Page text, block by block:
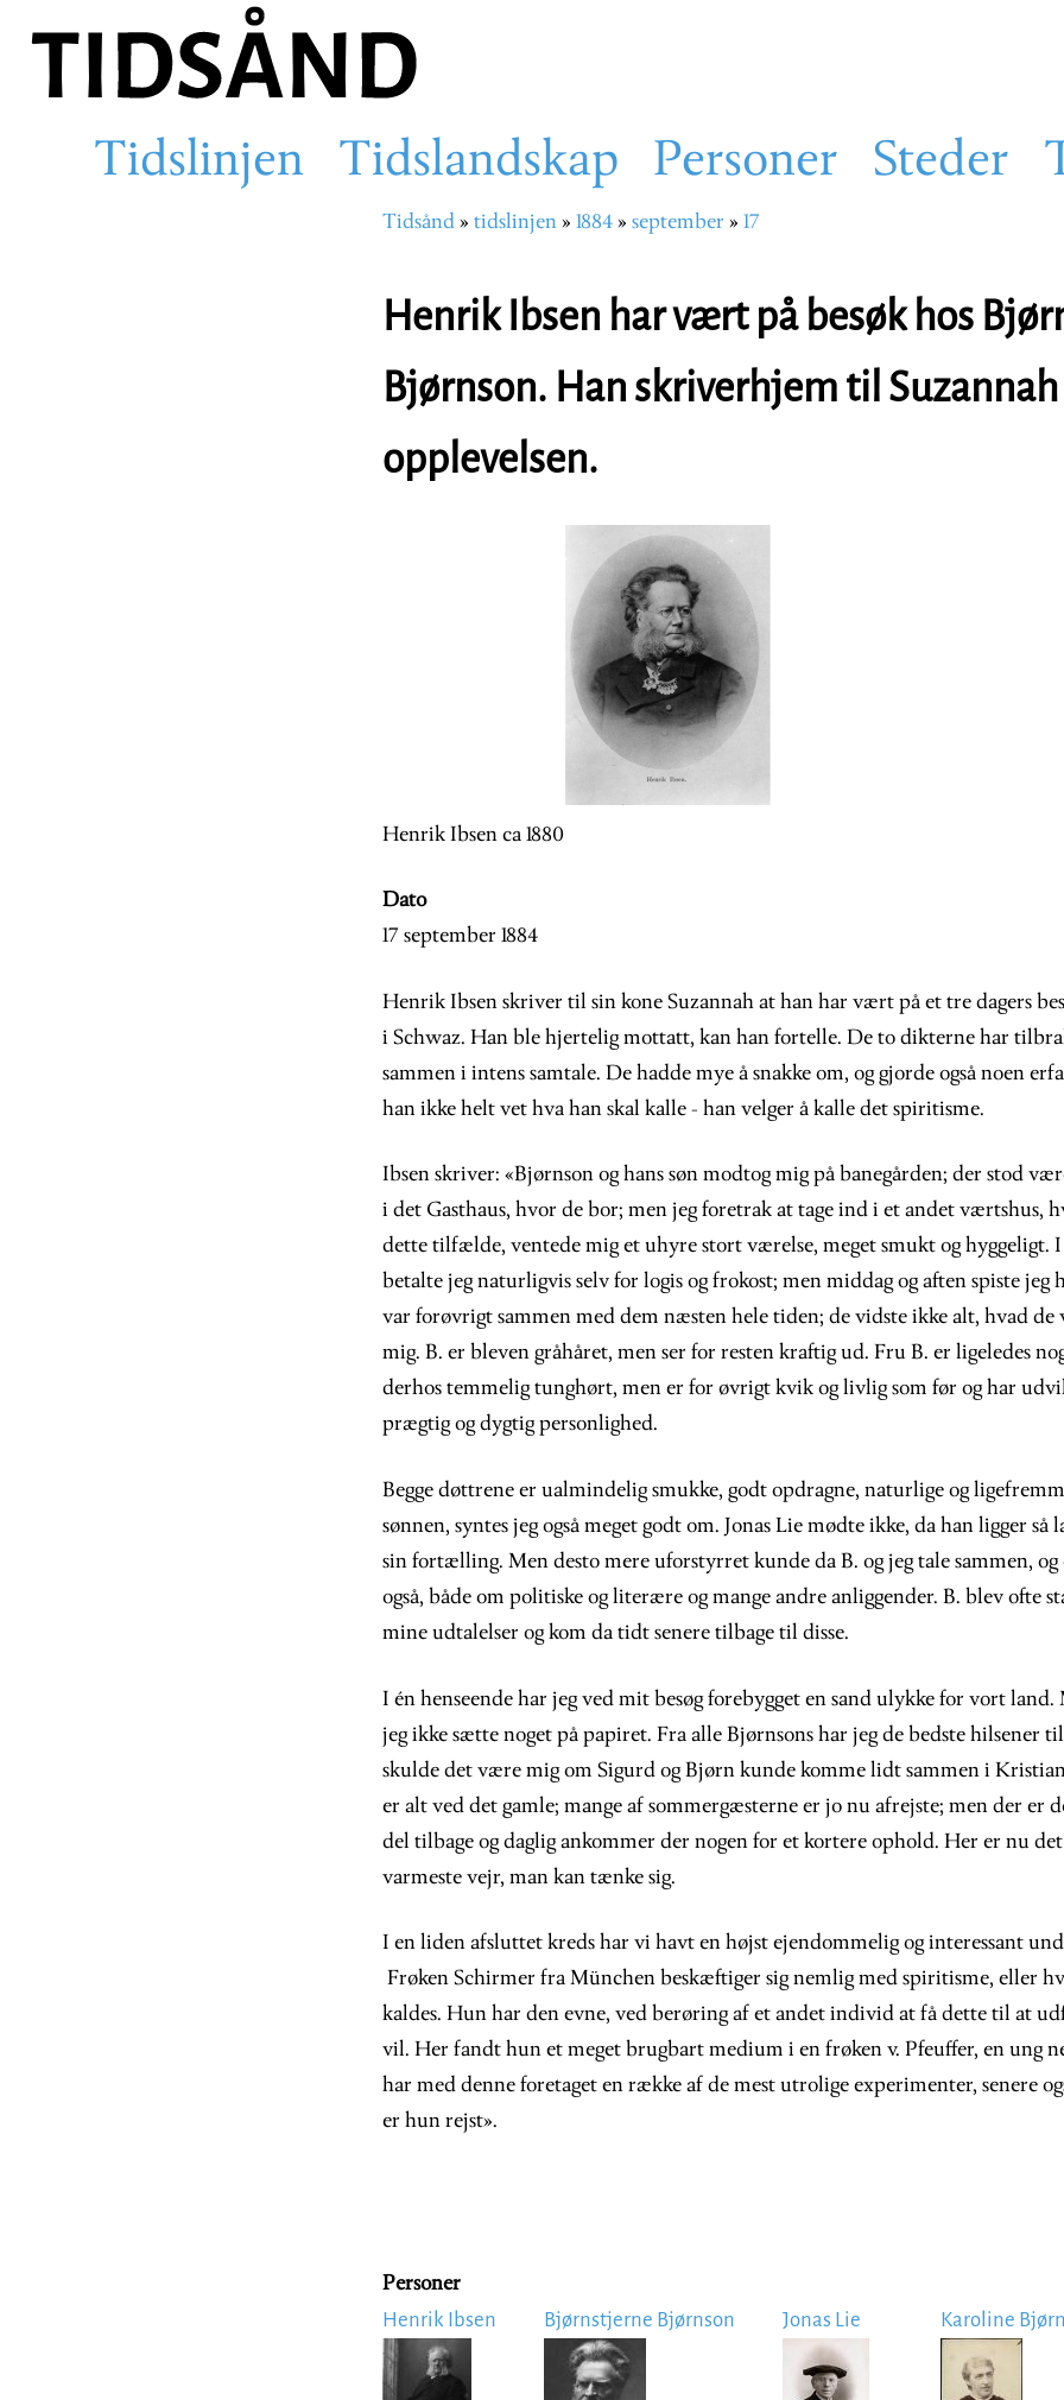
hovedinnhold
Main
Tidslinjen Tidslandskap Personer Steder
Navigasjonssti
Tidsånd tidslinjen 1884 september 17
Henrik Ibsen har vært på besøk hos
Bjørnson. Han skriverhjem til
opplevelsen.
Henrik Ibsen ca 1880
Dato
17 september 1884
Henrik Ibsen skriver til sin kone Suzannah at han har vært på et tre dagers
i Schwaz. Han ble hjertelig mottatt, kan han fortelle. De to dikterne har
sammen i intens samtale. De hadde mye å snakke om, og gjorde også noen
han ikke helt vet hva han skal kalle - han velger å kalle det spiritisme.
Ibsen skriver: «Bjørnson og hans søn modtog mig på banegården; der stod
i det Gasthaus, hvor de bor; men jeg foretrak at tage ind i et andet værtshus,
dette tilfælde, ventede mig et uhyre stort værelse, meget smukt og hyggeligt.
betalte jeg naturligvis selv for logis og frokost; men middag og aften spiste jeg
var forøvrigt sammen med dem næsten hele tiden; de vidste ikke alt, hvad de
mig. B. er bleven gråhåret, men ser for resten kraftig ud. Fru B. er ligeledes
derhos temmelig tunghørt, men er for øvrigt kvik og livlig som før og har
prægtig og dygtig personlighed.
Begge døttrene er ualmindelig smukke, godt opdragne, naturlige og
sønnen, syntes jeg også meget godt om. Jonas Lie mødte ikke, da han ligger så
sin fortælling. Men desto mere uforstyrret kunde da B. og jeg tale sammen,
også, både om politiske og literære og mange andre anliggender. B. blev ofte
mine udtalelser og kom da tidt senere tilbage til disse.
I én henseende har jeg ved mit besøg forebygget en sand ulykke for vort
jeg ikke sætte noget på papiret. Fra alle Bjørnsons har jeg de bedste hilsener
skulde det være mig om Sigurd og Bjørn kunde komme lidt sammen i
er alt ved det gamle; mange af sommergæsterne er jo nu afrejste; men der er
del tilbage og daglig ankommer der nogen for et kortere ophold. Her er nu
varmeste vejr, man kan tænke sig.
I en liden afsluttet kreds har vi havt en højst ejendommelig og interessant
Frøken Schirmer fra München beskæftiger sig nemlig med spiritisme, eller
kaldes. Hun har den evne, ved berøring af et andet individ at få dette til at
vil. Her fandt hun et meget brugbart medium i en frøken v. Pfeuffer, en ung
har med denne foretaget en række af de mest utrolige experimenter, senere
er hun rejst».
Personer
Henrik Ibsen
Image
Bjørnstjerne Bjørnson
Image
Jonas Lie
Image
Karoline
Image